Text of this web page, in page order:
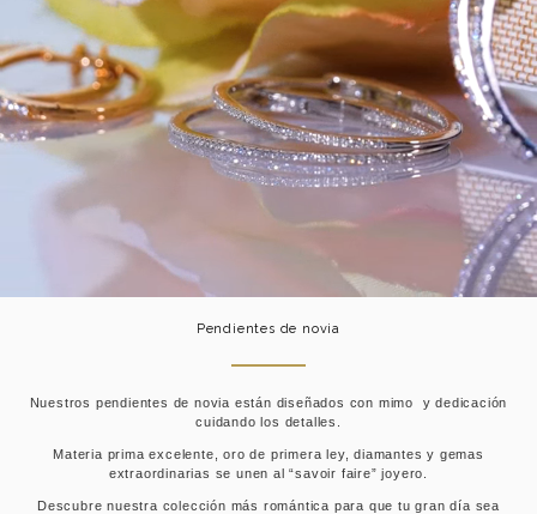
Pendientes de novia
Nuestros pendientes de novia están diseñados con mimo y dedicación
cuidando los detalles.
Materia prima excelente, oro de primera ley, diamantes y gemas
extraordinarias se unen al “savoir faire” joyero.
Descubre nuestra colección más romántica para que tu gran día sea